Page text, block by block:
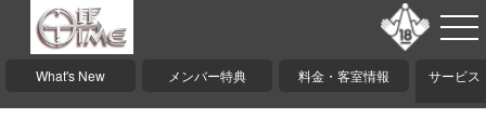
What's New メンバー特典 料金・客室情報
サービス
報